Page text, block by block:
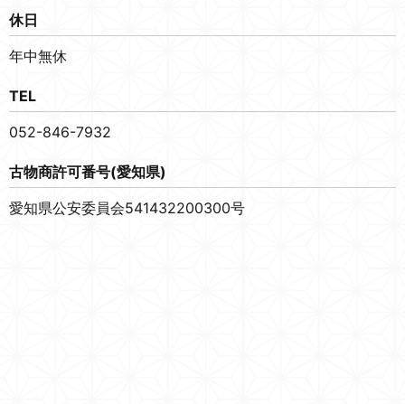
休日
年中無休
TEL
052-846-7932
古物商許可番号(愛知県)
愛知県公安委員会541432200300号